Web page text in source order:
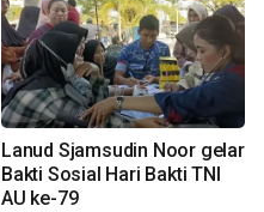
Lanud Sjamsudin Noor gelar
Bakti Sosial Hari Bakti TNI
AU ke-79